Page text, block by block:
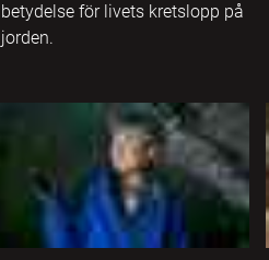
betydelse för livets kretslopp på
jorden.